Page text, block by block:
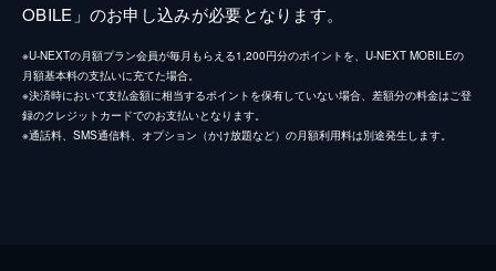
OBILE」のお申し込みが必要となります。
※U-NEXTの月額プラン会員が毎月もらえる1,200円分のポイントを、U-NEXT MOBILEの
月額基本料の支払いに充てた場合。
※決済時において支払金額に相当するポイントを保有していない場合、差額分の料金はご登
録のクレジットカードでのお支払いとなります。
※通話料、SMS通信料、オプション（かけ放題など）の月額利用料は別途発生します。